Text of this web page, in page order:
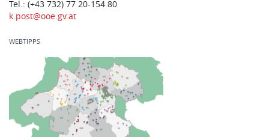
Tel.: (+43 732) 77 20-154 80
k.post@ooe.gv.at
WEBTIPPS